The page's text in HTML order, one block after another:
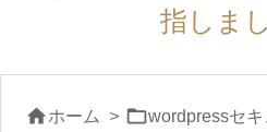
指しま
ホーム > wordpressセ